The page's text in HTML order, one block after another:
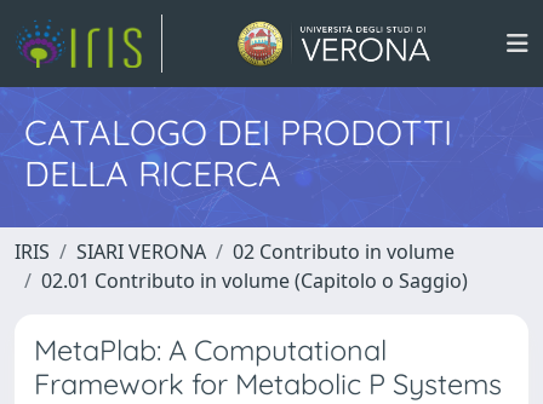
CATALOGO DEI PRODOTTI
DELLA RICERCA
IRIS SIARI VERONA
02 Contributo in volume
02.01 Contributo in volume (Capitolo o Saggio)
MetaPlab: A Computational
Framework for Metabolic P Systems